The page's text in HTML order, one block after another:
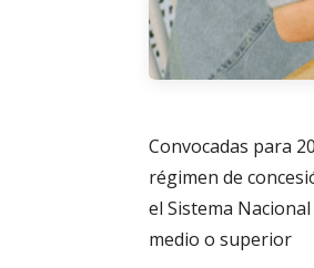
Convocadas para
régimen de
el Sistema
medio o superior